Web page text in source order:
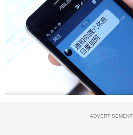
ADVERTISEMENT